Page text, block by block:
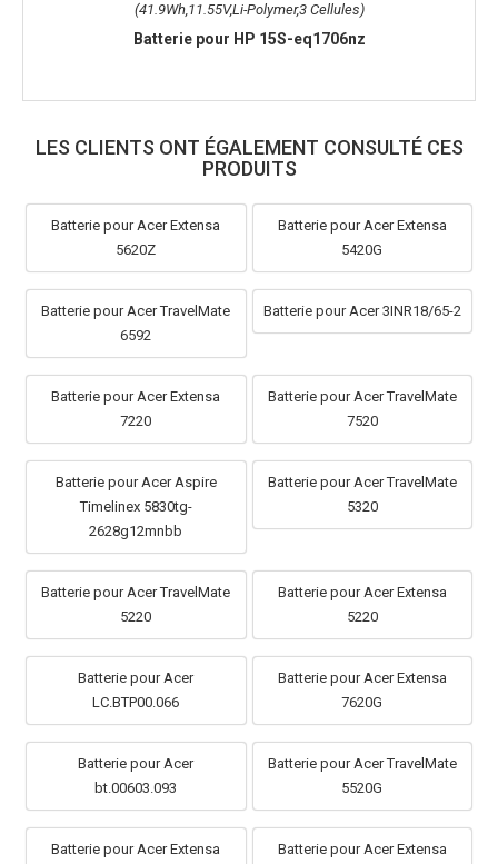
(41.9Wh,11.55V,Li-Polymer,3 Cellules)
Batterie pour HP 15S-eq1706nz
LES CLIENTS ONT ÉGALEMENT CONSULTÉ CES
PRODUITS
Batterie pour Acer Extensa
5620Z
Batterie pour Acer Extensa
5420G
Batterie pour Acer TravelMate
6592
Batterie pour Acer 3INR18/65-2
Batterie pour Acer Extensa
7220
Batterie pour Acer TravelMate
7520
Batterie pour Acer Aspire
Timelinex 5830tg-
2628g12mnbb
Batterie pour Acer TravelMate
5320
Batterie pour Acer TravelMate
5220
Batterie pour Acer Extensa
5220
Batterie pour Acer
LC.BTP00.066
Batterie pour Acer Extensa
7620G
Batterie pour Acer
bt.00603.093
Batterie pour Acer TravelMate
5520G
Batterie pour Acer Extensa
Batterie pour Acer Extensa